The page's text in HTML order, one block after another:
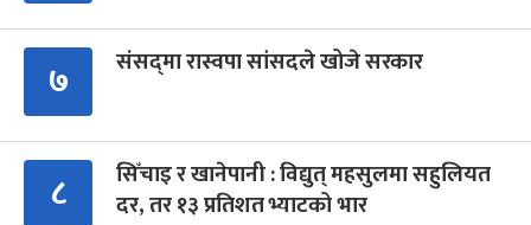
७ संसद्‍मा रास्वपा सांसदले खोजे सरकार
८
सिँचाइ र खानेपानी : विद्युत् महसुलमा सहुलियत
दर, तर १३ प्रतिशत भ्याटको भार